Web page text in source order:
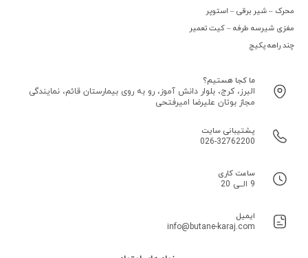
محرک – شیر برقی – استوپر
مغزی شیرسه طرفه – کیت تعمیر
چند راهه پکیج
ما کجا هستیم؟
البرز، کرج، بلوار دانش آموز، رو به روی بیمارستان قائم، نمایندگی
مجاز بوتان علیرضا امیرفتحی
پشتیبانی سایت
026-32762200
ساعت کاری
9 الــی 20
ایمیل
info@butane-karaj.com